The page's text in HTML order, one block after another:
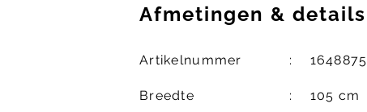
Afmetingen & details
Artikelnummer 1648875
Breedte 105 cm